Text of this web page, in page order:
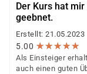
Der Kurs hat
geebnet.
Erstellt: 21.05.2023
5.00 ★★★★★
★★★★★
Als Einsteiger
auch einen guten